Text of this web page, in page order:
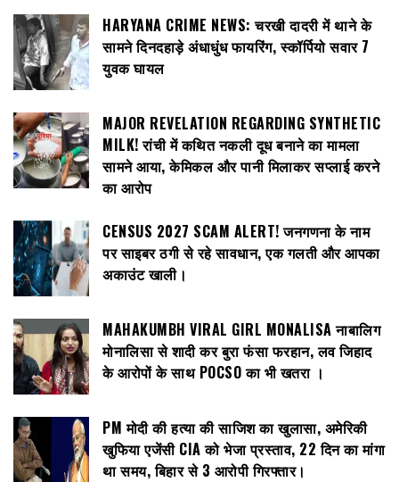
HARYANA CRIME NEWS: चरखी दादरी में थाने के
सामने दिनदहाड़े अंधाधुंध फायरिंग, स्कॉर्पियो सवार 7
युवक घायल
MAJOR REVELATION REGARDING SYNTHETIC
MILK! रांची में कथित नकली दूध बनाने का मामला
सामने आया, केमिकल और पानी मिलाकर सप्लाई करने
का आरोप
CENSUS 2027 SCAM ALERT! जनगणना के नाम
पर साइबर ठगी से रहे सावधान, एक गलती और आपका
अकाउंट खाली।
MAHAKUMBH VIRAL GIRL MONALISA नाबालिग
मोनालिसा से शादी कर बुरा फंसा फरहान, लव जिहाद
के आरोपों के साथ POCSO का भी खतरा ।
PM मोदी की हत्या की साजिश का खुलासा, अमेरिकी
खुफिया एजेंसी CIA को भेजा प्रस्ताव, 22 दिन का मांगा
था समय, बिहार से 3 आरोपी गिरफ्तार।